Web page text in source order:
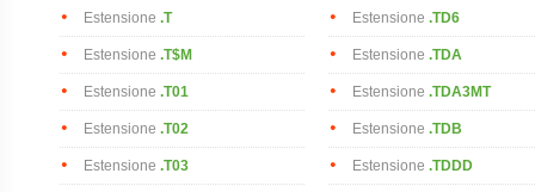
Estensione .T
Estensione .T$M
Estensione .T01
Estensione .T02
Estensione .T03
Estensione .TD6
Estensione .TDA
Estensione .TDA3MT
Estensione .TDB
Estensione .TDDD